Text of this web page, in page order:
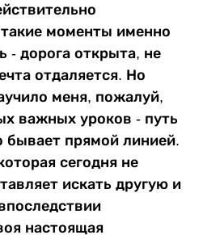
моменты именно
- дорога открыта, не
отдаляется. Но
меня, пожалуй,
важных уроков - путь
бывает прямой линией.
сегодня не
искать другую и
настоящая